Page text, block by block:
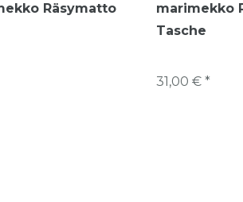
Räsymatto
marimekko
Tasche
31,00 € *